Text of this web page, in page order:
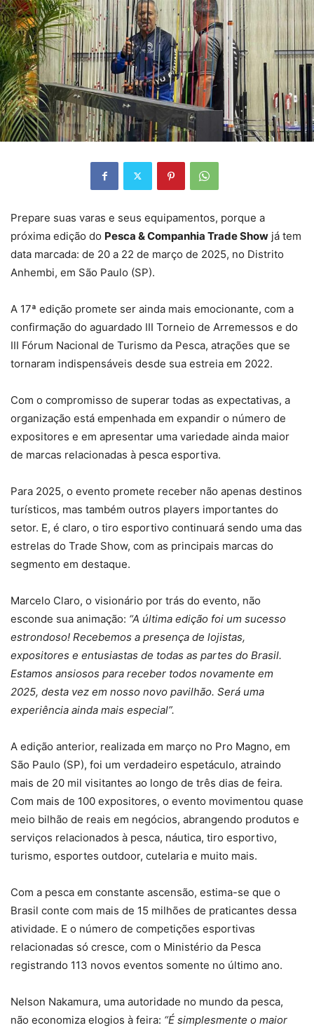
Prepare suas varas e seus equipamentos, porque a
próxima edição do Pesca & Companhia Trade Show já tem
data marcada: de 20 a 22 de março de 2025, no Distrito
Anhembi, em São Paulo (SP).
A 17ª edição promete ser ainda mais emocionante, com a
confirmação do aguardado III Torneio de Arremessos e do
III Fórum Nacional de Turismo da Pesca, atrações que se
tornaram indispensáveis desde sua estreia em 2022.
Com o compromisso de superar todas as expectativas, a
organização está empenhada em expandir o número de
expositores e em apresentar uma variedade ainda maior
de marcas relacionadas à pesca esportiva.
Para 2025, o evento promete receber não apenas destinos
turísticos, mas também outros players importantes do
setor. E, é claro, o tiro esportivo continuará sendo uma das
estrelas do Trade Show, com as principais marcas do
segmento em destaque.
Marcelo Claro, o visionário por trás do evento, não
esconde sua animação: “A última edição foi um sucesso
estrondoso! Recebemos a presença de lojistas,
expositores e entusiastas de todas as partes do Brasil.
Estamos ansiosos para receber todos novamente em
2025, desta vez em nosso novo pavilhão. Será uma
experiência ainda mais especial”.
A edição anterior, realizada em março no Pro Magno, em
São Paulo (SP), foi um verdadeiro espetáculo, atraindo
mais de 20 mil visitantes ao longo de três dias de feira.
Com mais de 100 expositores, o evento movimentou quase
meio bilhão de reais em negócios, abrangendo produtos e
serviços relacionados à pesca, náutica, tiro esportivo,
turismo, esportes outdoor, cutelaria e muito mais.
Com a pesca em constante ascensão, estima-se que o
Brasil conte com mais de 15 milhões de praticantes dessa
atividade. E o número de competições esportivas
relacionadas só cresce, com o Ministério da Pesca
registrando 113 novos eventos somente no último ano.
Nelson Nakamura, uma autoridade no mundo da pesca,
não economiza elogios à feira: “É simplesmente o maior